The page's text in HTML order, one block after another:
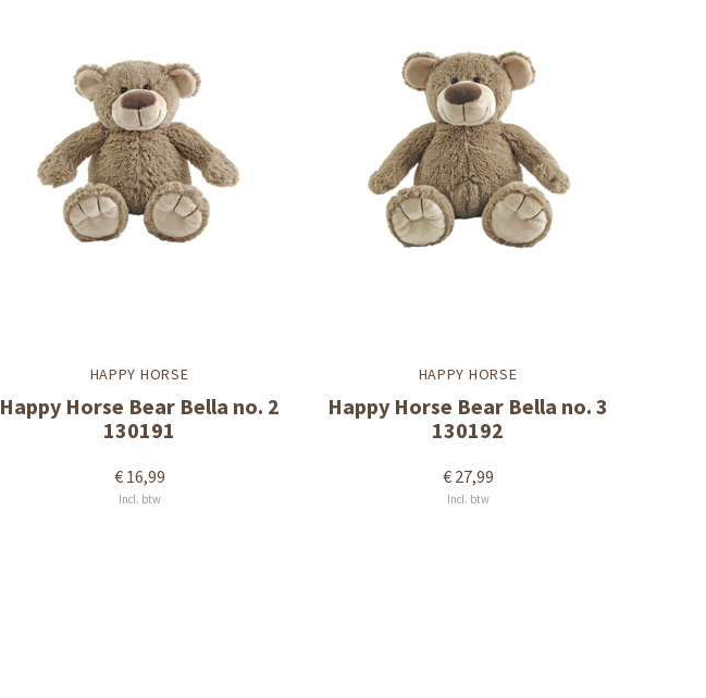
HAPPY HORSE
Happy Horse Bear Bella no. 2
130191
€ 16,99
Incl. btw
HAPPY HORSE
Happy Horse Bear Bella no. 3
130192
€ 27,99
Incl. btw